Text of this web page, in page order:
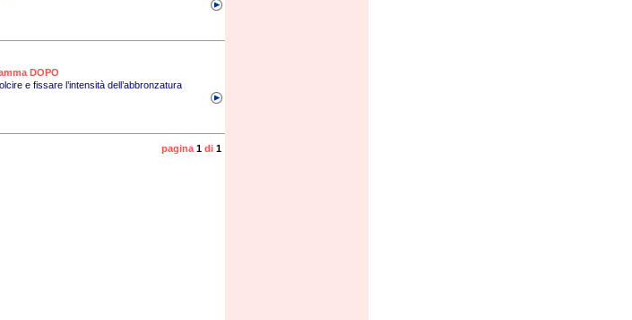
DOPO
e fissare l’intensità dell’abbronzatura
pagina1 di1